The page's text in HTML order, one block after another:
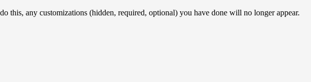
this, any customizations (hidden, required, optional) you have done will no longer appear.